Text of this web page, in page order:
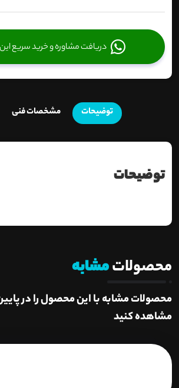
دریافت مشاوره و خرید سریع
توضیحات مشخصات فنی
توضیحات
محصولاتمشابه
محصولات مشابه با این محصول را در
مشاهده کنید